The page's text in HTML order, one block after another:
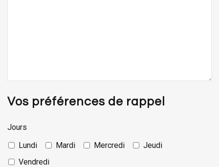
Vos préférences de rappel
Jours
Lundi
Mardi Mercredi
Jeudi
Vendredi